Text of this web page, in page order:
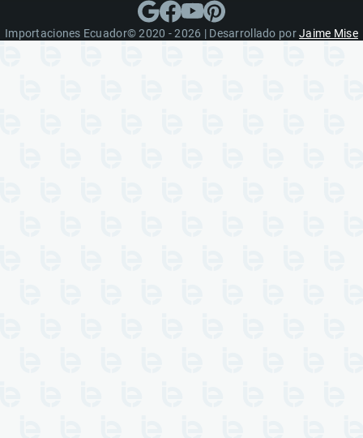
Importaciones Ecuador© 2020 - 2026 | Desarrollado porJaime Mise